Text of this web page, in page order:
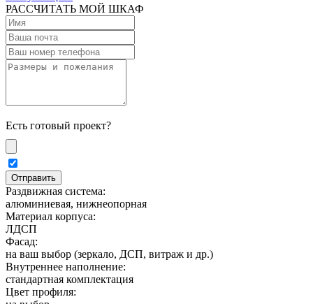
РАССЧИТАТЬ МОЙ ШКАФ
Есть готовый проект?
Раздвижная система:
алюминиевая, нижнеопорная
Материал корпуса:
ЛДСП
Фасад:
на ваш выбор (зеркало, ДСП, витраж и др.)
Внутреннее наполнение:
стандартная комплектация
Цвет профиля: